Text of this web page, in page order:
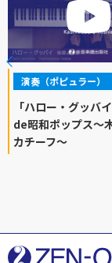
演奏（ポピュラー）
「ハロー・グッバ
de昭和ポップス～
カチーフ～